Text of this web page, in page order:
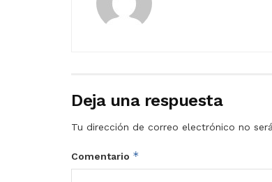
Deja una respuesta
Tu dirección de correo electrónico no
Comentario *